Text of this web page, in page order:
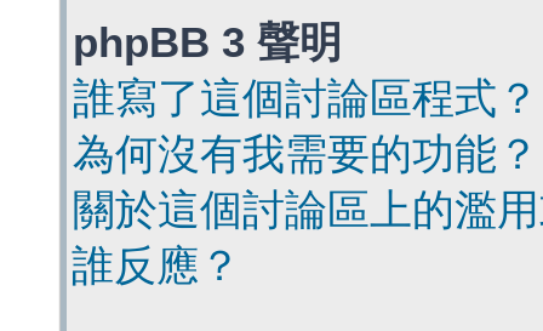
phpBB 3 聲明
誰寫了這個討論區程式？
為何沒有我需要的功能？
關於這個討論區上的濫
誰反應？